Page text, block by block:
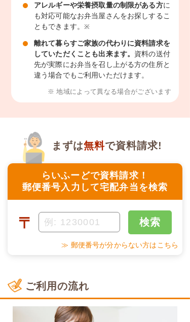
アレルギーや栄養摂取量の制限がある方に
も対応可能なお弁当屋さんをお探しするこ
ともできます。※
離れて暮らすご家族の代わりに資料請求を
していただくことも出来ます。 資料の送付
先が実際にお弁当を召し上がる方の住所と
違う場合でもご利用いただけます。
※ 地域によって異なる場合がございます
らいふーどで資料請求！
郵便番号入力して宅配弁当を検索
まずは無料で資料請求!
〒 検索
≫ 郵便番号が分からない方はこちら
ご利用の流れ